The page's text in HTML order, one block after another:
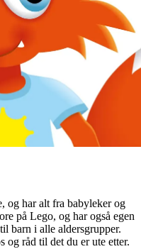
og har alt fra babyleker og
på Lego, og har også egen
barn i alle aldersgrupper.
og råd til det du er ute etter.